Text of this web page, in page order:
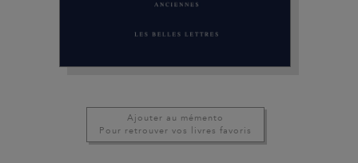
Ajouter au mémento
Pour retrouver vos livres favoris